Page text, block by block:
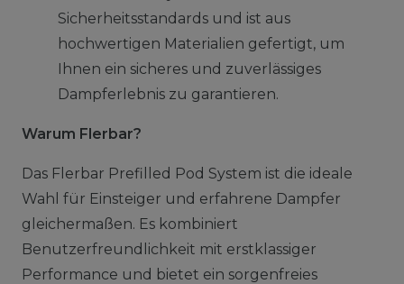
Sicherheitsstandards und ist aus
hochwertigen Materialien gefertigt, um
Ihnen ein sicheres und zuverlässiges
Dampferlebnis zu garantieren.
Warum Flerbar?
Das Flerbar Prefilled Pod System ist die ideale
Wahl für Einsteiger und erfahrene Dampfer
gleichermaßen. Es kombiniert
Benutzerfreundlichkeit mit erstklassiger
Performance und bietet ein sorgenfreies